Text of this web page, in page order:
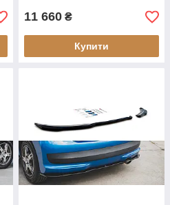
11 660 ₴
Купити